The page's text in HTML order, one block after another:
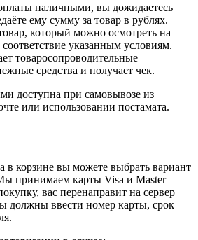
наличными, вы дожидаетесь
ему сумму за товар в рублях.
который можно осмотреть на
указанным условиям.
товаросопроводительные
средства и получает чек.
доступна при самовывозе из
или использовании постамата.
в корзине вы можете выбрать вариант
принимаем карты Visa и Master
вас перенаправит на сервер
должны ввести номер карты, срок